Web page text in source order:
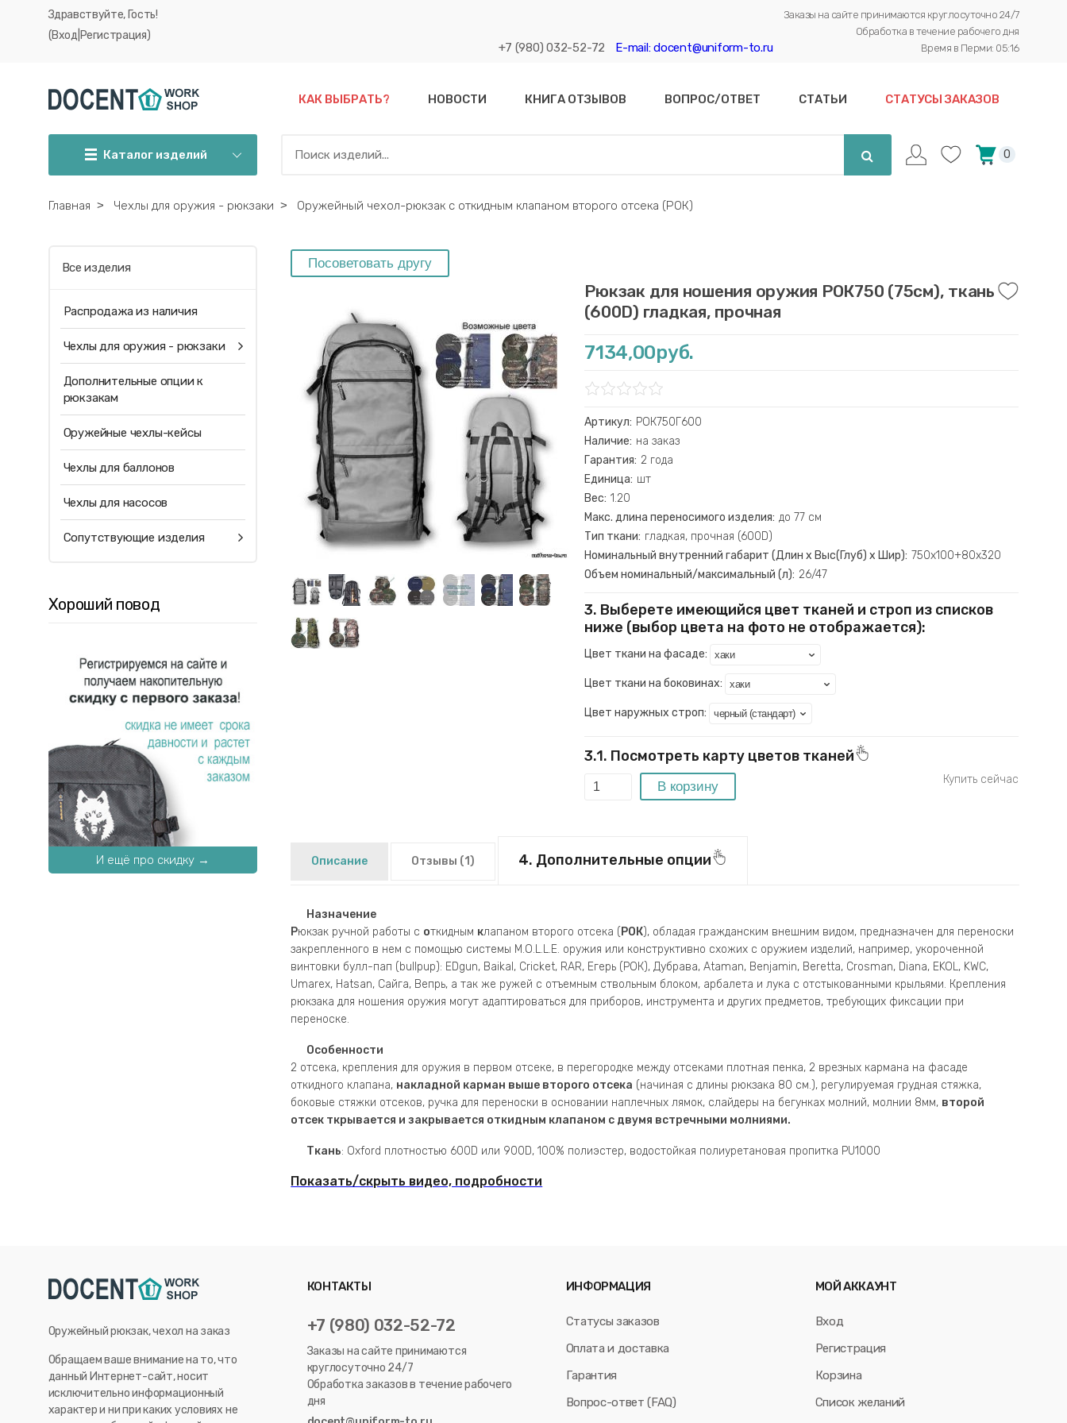
Здравствуйте, Гость!
(Вход| Регистрация)
+7 (980) 032-52-72 E-mail: docent@uniform-to.ru
Заказы на сайте принимаются круглосуточно 24/7
Обработка в течение рабочего дня
Время в Перми: 05:16
Каталог изделий
КАК ВЫБРАТЬ? НОВОСТИ КНИГА ОТЗЫВОВ ВОПРОС/ОТВЕТ СТАТЬИ СТАТУСЫ ЗАКАЗОВ
0
Главная ˃ Чехлы для оружия - рюкзаки ˃ Оружейный чехол-рюкзак с откидным клапаном второго отсека (РОК)
Рюкзак для ношения оружия РОК750 (75см), ткань
(600D) гладкая, прочная
7134,00руб.
Артикул: РОК750Г600
Наличие: на заказ
Гарантия: 2 года
Единица: шт
Вес: 1.20
Макс. длина переносимого изделия: до 77 см
Тип ткани: гладкая, прочная (600D)
Номинальный внутренний габарит (Длин х Выс(Глуб) х Шир): 750х100+80х320
Объем номинальный/максимальный (л): 26/47
3. Выберете имеющийся цвет тканей и строп из списков
ниже (выбор цвета на фото не отображается):
Цвет ткани на фасаде:
Цвет ткани на боковинах:
Цвет наружных строп:
3.1. Посмотреть карту цветов тканей
Описание Отзывы (1) 4. Дополнительные опции
Назначение
Рюкзак ручной работы c откидным клапаном второго отсека ( РОК), обладая гражданским внешним видом, предназначен для переноски
закрепленного в нем с помощью системы M.O.L.L.E. оружия или конструктивно схожих с оружием изделий, например, укороченной
винтовки булл-пап (bullpup): EDgun, Baikal, Cricket, RAR, Егерь (РОК), Дубрава, Ataman, Benjamin, Beretta, Crosman, Diana, EKOL, KWC,
Umarex, Hatsan, Сайга, Вепрь, а так же ружей с отъемным ствольным блоком, арбалета и лука с отстыкованными крыльями. Крепления
рюкзака для ношения оружия могут адаптироваться для приборов, инструмента и других предметов, требующих фиксации при
переноске.
Особенности
2 отсека, крепления для оружия в первом отсеке, в перегородке между отсеками плотная пенка, 2 врезных кармана на фасаде
откидного клапана, накладной карман выше второго отсека (начиная с длины рюкзака 80 см.), регулируемая грудная стяжка,
боковые стяжки отсеков, ручка для переноски в основании наплечных лямок, слайдеры на бегунках молний, молнии 8мм, второй
отсек ткрывается и закрывается откидным клапаном с двумя встречными молниями.
Ткань: Oxford плотностью 600D или 900D, 100% полиэстер, водостойкая полиуретановая пропитка PU1000
Показать/скрыть видео, подробности
Все изделия
Распродажа из наличия
Чехлы для оружия - рюкзаки
Дополнительные опции к
рюкзакам
Оружейные чехлы-кейсы
Чехлы для баллонов
Чехлы для насосов
Сопутствующие изделия
Хороший повод
И ещё про скидку →
Оружейный рюкзак, чехол на заказ
Обращаем ваше внимание на то, что
данный Интернет-сайт, носит
исключительно информационный
характер и ни при каких условиях не
КОНТАКТЫ
+7 (980) 032-52-72
Заказы на сайте принимаются
круглосуточно 24/7
Обработка заказов в течение рабочего
дня
ИНФОРМАЦИЯ
Статусы заказов
Оплата и доставка
Гарантия
Вопрос-ответ (FAQ)
МОЙ АККАУНТ
Вход
Регистрация
Корзина
Список желаний